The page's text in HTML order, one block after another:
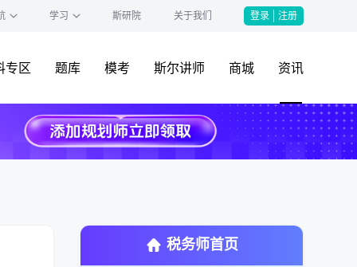
学习 斯研院 关于我们 登录 注册
专区 题库 模考 斯尔讲师 商城 资讯
税务师首页